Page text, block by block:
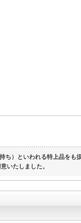
）といわれる特上品をも
いたしました。